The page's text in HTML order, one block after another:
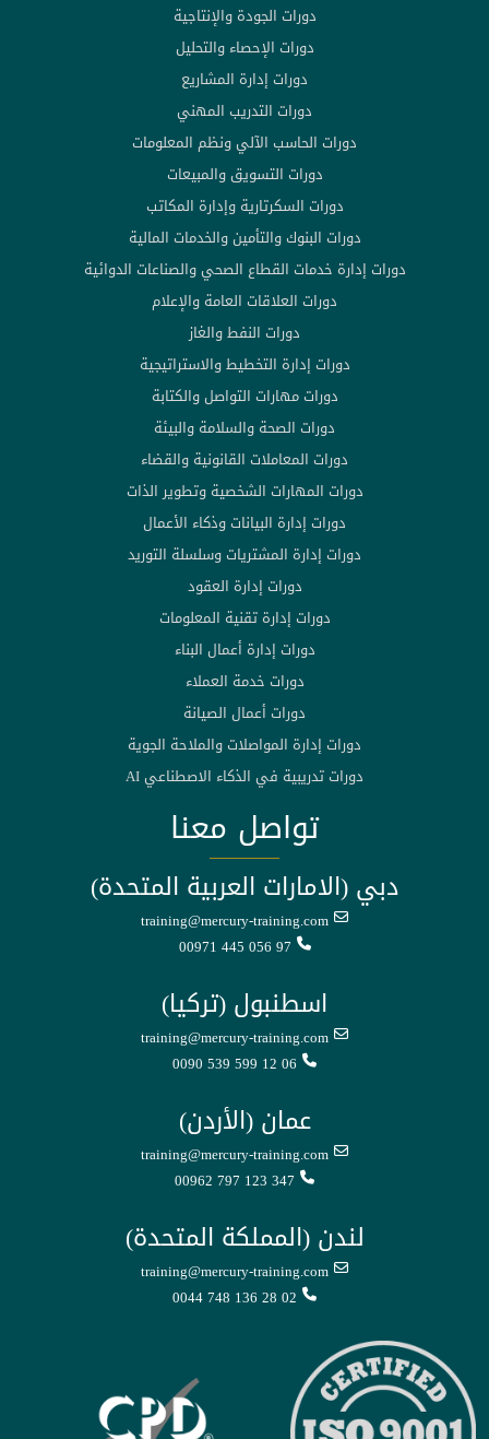
دورات الجودة والإنتاجية
دورات الإحصاء والتحليل
دورات إدارة المشاريع
دورات التدريب المهني
دورات الحاسب الآلي ونظم المعلومات
دورات التسويق والمبيعات
دورات السكرتارية وإدارة المكاتب
دورات البنوك والتأمين والخدمات المالية
دورات إدارة خدمات القطاع الصحي والصناعات الدوائية
دورات العلاقات العامة والإعلام
دورات النفط والغاز
دورات إدارة التخطيط والاستراتيجية
دورات مهارات التواصل والكتابة
دورات الصحة والسلامة والبيئة
دورات المعاملات القانونية والقضاء
دورات المهارات الشخصية وتطوير الذات
دورات إدارة البيانات وذكاء الأعمال
دورات إدارة المشتريات وسلسلة التوريد
دورات إدارة العقود
دورات إدارة تقنية المعلومات
دورات إدارة أعمال البناء
دورات خدمة العملاء
دورات أعمال الصيانة
دورات إدارة المواصلات والملاحة الجوية
دورات تدريبية في الذكاء الاصطناعي AI
تواصل معنا
دبي (الامارات العربية المتحدة)
training@mercury-training.com
00971 445 056 97
اسطنبول (تركيا)
training@mercury-training.com
0090 539 599 12 06
عمان (الأردن)
training@mercury-training.com
00962 797 123 347
لندن (المملكة المتحدة)
training@mercury-training.com
0044 748 136 28 02